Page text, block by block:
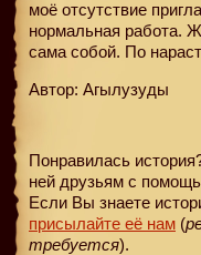
моё отсутствие
нормальная работа.
сама собой. По
Автор: Агылузуды
Понравилась
ней друзьям с
Если Вы знаете
присылайте её нам (
требуется).